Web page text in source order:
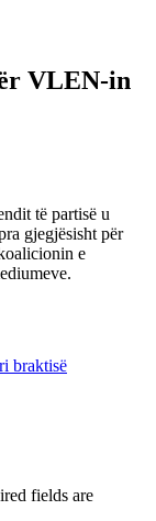
VLEN-in
të partisë u
gjegjësisht për
e
braktisë
fields are